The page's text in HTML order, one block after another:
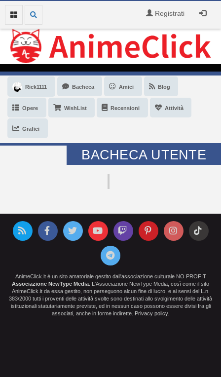
Registrati
Rick1111 Bacheca Amici Blog
Opere WishList Recensioni Attività
Grafici
BACHECA UTENTE
AnimeClick.it è un sito amatoriale gestito dall'associazione culturale NO PROFIT
Associazione NewType Media . L'Associazione NewType Media, così come il sito
AnimeClick.it da essa gestito, non perseguono alcun fine di lucro, e ai sensi del L.n.
383/2000 tutti i proventi delle attività svolte sono destinati allo svolgimento delle attività
istituzionali statutariamente previste, ed in nessun caso possono essere divisi fra gli
associati, anche in forme indirette. Privacy policy.